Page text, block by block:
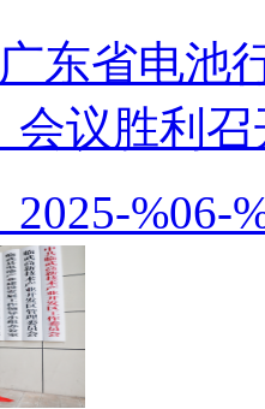
东省电池
会议胜利
%06-